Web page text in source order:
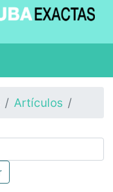
Artículos